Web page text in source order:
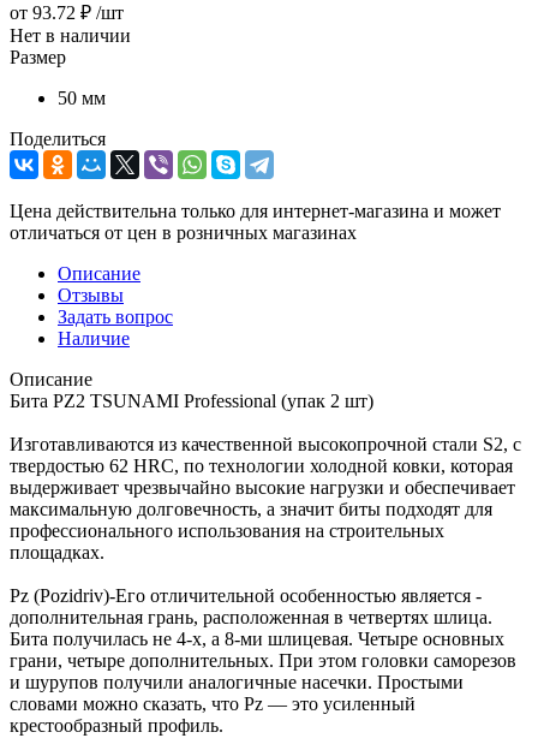
от 93.72 ₽ /шт
Нет в наличии
Размер
50 мм
Поделиться
Цена действительна только для интернет-магазина и может
отличаться от цен в розничных магазинах
Описание
Отзывы
Задать вопрос
Наличие
Описание
Бита PZ2 TSUNAMI Professional (упак 2 шт)
Изготавливаются из качественной высокопрочной стали S2, с
твердостью 62 HRC, по технологии холодной ковки, которая
выдерживает чрезвычайно высокие нагрузки и обеспечивает
максимальную долговечность, а значит биты подходят для
профессионального использования на строительных
площадках.
Pz (Pozidriv)-Его отличительной особенностью является -
дополнительная грань, расположенная в четвертях шлица.
Бита получилась не 4-х, а 8-ми шлицевая. Четыре основных
грани, четыре дополнительных. При этом головки саморезов
и шурупов получили аналогичные насечки. Простыми
словами можно сказать, что Pz — это усиленный
крестообразный профиль.